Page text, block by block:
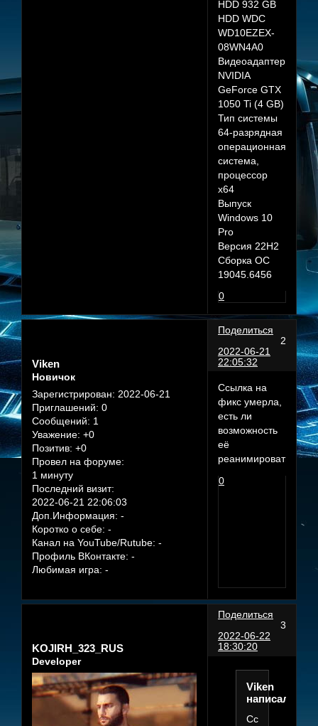
HDD 932 GB
HDD WDC
WD10EZEX-
08WN4A0
Видеоадаптер
NVIDIA
GeForce GTX
1050 Ti (4 GB)
Тип системы
64-разрядная
операционная
система,
процессор
x64
Выпуск
Windows 10
Pro
Версия 22H2
Сборка ОС
19045.6456
0
Поделиться
2
2022-06-21
22:05:32
Viken
Новичок
Зарегистрирован: 2022-06-21
Приглашений: 0
Сообщений: 1
Уважение: +0
Позитив: +0
Провел на форуме:
1 минуту
Последний визит:
2022-06-21 22:06:03
Доп.Информация: -
Коротко о себе: -
Канал на YouTube/Rutube: -
Профиль ВКонтакте: -
Любимая игра: -
Ссылка на
фикс умерла,
есть ли
возможность
еë
реанимировать?
0
Поделиться
3
2022-06-22
18:30:20
KOJIRH_323_RUS
Developer
Viken
написал(а):
Ссылка